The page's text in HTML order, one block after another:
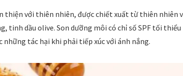
thiện với thiên nhiên, được chiết xuất từ thiên nhiên
tinh dầu olive. Son dưỡng môi có chỉ số SPF tối
tác hại khi phải tiếp xúc với ánh nắng.